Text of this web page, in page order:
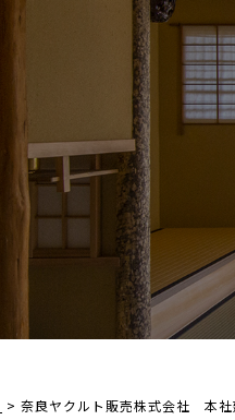
> 奈良ヤクルト販売株式会社 本